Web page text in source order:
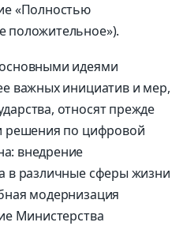
«Полностью
положительное»).
идеями
важных инициатив и мер,
относят прежде
решения по цифровой
внедрение
в различные сферы жизни
модернизация
Министерства